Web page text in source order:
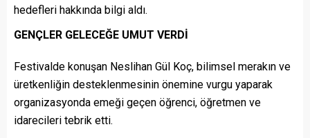
hedefleri hakkında bilgi aldı.
GENÇLER GELECEĞE UMUT VERDİ
Festivalde konuşan Neslihan Gül Koç, bilimsel merakın ve
üretkenliğin desteklenmesinin önemine vurgu yaparak
organizasyonda emeği geçen öğrenci, öğretmen ve
idarecileri tebrik etti.